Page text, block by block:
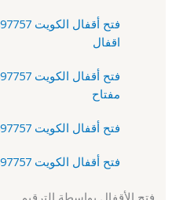
اقفال
مفتاح
فتح أقفال الكويت 66897757 – أبو فطيرة – تغيير اقفال
فتح أقفال الكويت 66897757 – أم الهيمان – فتح اقفال